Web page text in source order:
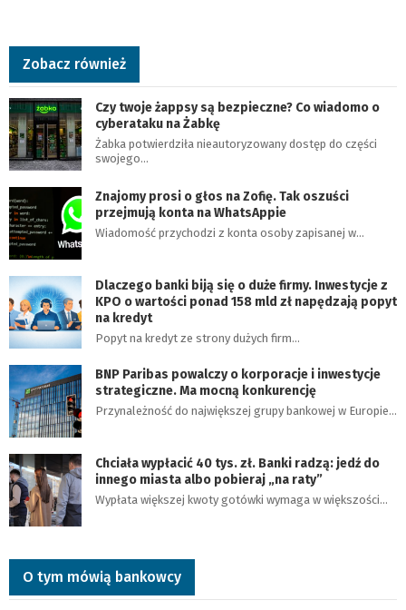
Zobacz również
Czy twoje żappsy są bezpieczne? Co wiadomo o
cyberataku na Żabkę
Żabka potwierdziła nieautoryzowany dostęp do części
swojego…
Znajomy prosi o głos na Zofię. Tak oszuści
przejmują konta na WhatsAppie
Wiadomość przychodzi z konta osoby zapisanej w…
Dlaczego banki biją się o duże firmy. Inwestycje z
KPO o wartości ponad 158 mld zł napędzają popyt
na kredyt
Popyt na kredyt ze strony dużych firm…
BNP Paribas powalczy o korporacje i inwestycje
strategiczne. Ma mocną konkurencję
Przynależność do największej grupy bankowej w Europie…
Chciała wypłacić 40 tys. zł. Banki radzą: jedź do
innego miasta albo pobieraj „na raty”
Wypłata większej kwoty gotówki wymaga w większości…
O tym mówią bankowcy